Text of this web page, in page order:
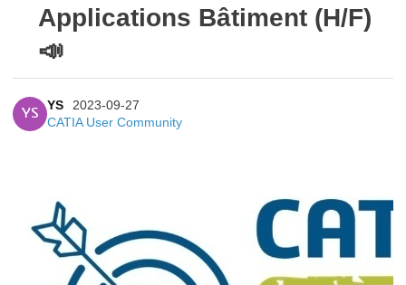
Applications Bâtiment (H/F)
📣
YS
YS
2023-09-27
CATIA User Community